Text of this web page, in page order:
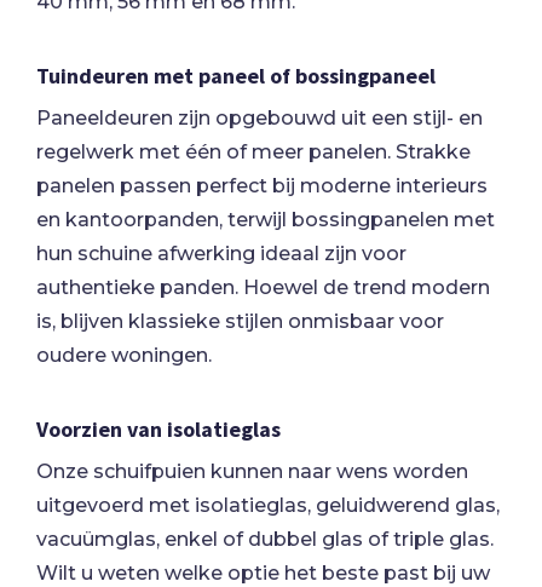
Tuindeuren met paneel of bossingpaneel
Paneeldeuren zijn opgebouwd uit een stijl- en
regelwerk met één of meer panelen. Strakke
panelen passen perfect bij moderne interieurs
en kantoorpanden, terwijl bossingpanelen met
hun schuine afwerking ideaal zijn voor
authentieke panden. Hoewel de trend modern
is, blijven klassieke stijlen onmisbaar voor
oudere woningen.
Voorzien van isolatieglas
Onze schuifpuien kunnen naar wens worden
uitgevoerd met isolatieglas, geluidwerend glas,
vacuümglas, enkel of dubbel glas of triple glas.
Wilt u weten welke optie het beste past bij uw